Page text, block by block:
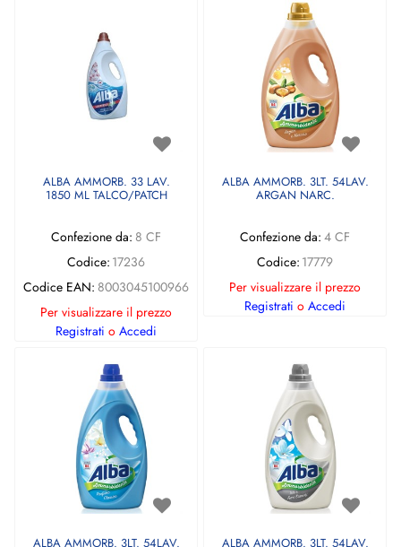
ALBA AMMORB. 33 LAV.
1850 ML TALCO/PATCH
Confezione da: 8 CF
Codice: 17236
Codice EAN: 8003045100966
Per visualizzare il prezzo
Registrati o Accedi
ALBA AMMORB. 3LT. 54LAV.
ARGAN NARC.
Confezione da: 4 CF
Codice: 17779
Per visualizzare il prezzo
Registrati o Accedi
ALBA AMMORB. 3LT. 54LAV. ALBA AMMORB. 3LT. 54LAV.